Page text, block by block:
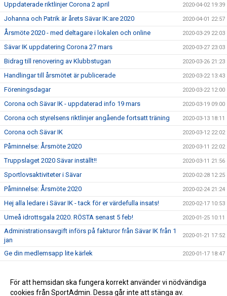
Uppdaterade riktlinjer Corona 2 april 2020-04-02 19:39
Johanna och Patrik är årets Sävar IK:are 2020 2020-04-01 22:57
Årsmöte 2020 - med deltagare i lokalen och online 2020-03-29 22:03
Sävar IK uppdatering Corona 27 mars 2020-03-27 23:03
Bidrag till renovering av Klubbstugan 2020-03-26 21:23
Handlingar till årsmötet är publicerade 2020-03-22 13:43
Föreningsdagar 2020-03-22 12:00
Corona och Sävar IK - uppdaterad info 19 mars 2020-03-19 09:00
Corona och styrelsens riktlinjer angående fortsatt träning 2020-03-13 18:11
Corona och Sävar IK 2020-03-12 22:02
Påminnelse: Årsmöte 2020 2020-03-11 22:02
Truppslaget 2020 Sävar inställt!! 2020-03-11 21:56
Sportlovsaktiviteter i Sävar 2020-02-28 12:25
Påminnelse: Årsmöte 2020 2020-02-24 21:24
Hej alla ledare i Sävar IK - tack för er värdefulla insats! 2020-02-17 10:53
Umeå idrottsgala 2020. RÖSTA senast 5 feb! 2020-01-25 10:11
Administrationsavgift införs på fakturor från Sävar IK från 1
jan
2020-01-21 17:52
Ge din medlemsapp lite kärlek 2020-01-17 18:47
Resultat medlemsenkät 2017 2017-11-28 16:32
För att hemsidan ska fungera korrekt använder vi nödvändiga
cookies från SportAdmin. Dessa går inte att stänga av.